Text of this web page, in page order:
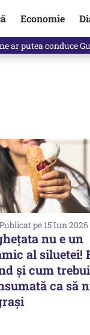
Economie
ar putea conduce
pe 15 Iun 2026
nu e un
al siluetei!
și cum
ca să